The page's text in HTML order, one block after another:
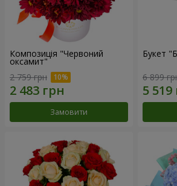
Композиція "Червоний
оксамит"
2 759 грн
Замовити
Букет
6 899